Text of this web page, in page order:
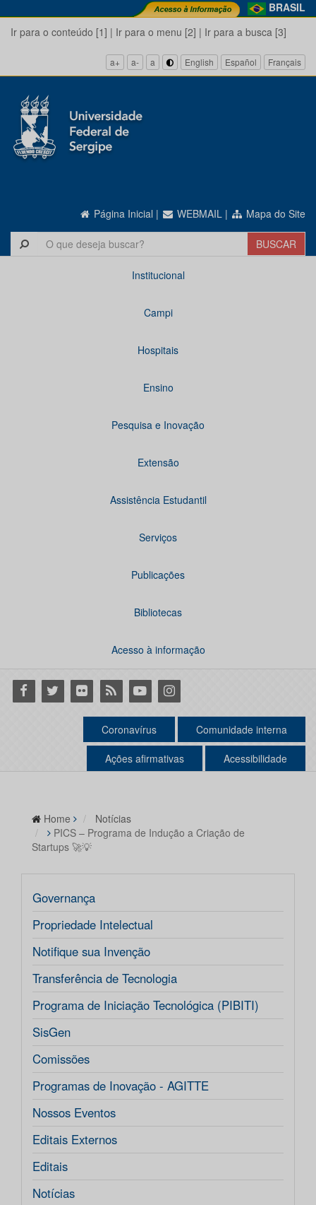
BRASIL
Ir para o conteúdo [1] | Ir para o menu [2] | Ir para a busca [3]
a+ a- a English Español Français
Página Inicial | WEBMAIL | Mapa do Site
Institucional
Campi
Hospitais
Ensino
Pesquisa e Inovação
Extensão
Assistência Estudantil
Serviços
Publicações
Bibliotecas
Acesso à informação
Facebook
Twitter Flickr RSS YoutubeInstagram
Coronavírus Comunidade interna
Ações afirmativas Acessibilidade
Home
Notícias
PICS – Programa de Indução a Criação de
Startups 🚀💡
Governança
Propriedade Intelectual
Notifique sua Invenção
Transferência de Tecnologia
Programa de Iniciação Tecnológica (PIBITI)
SisGen
Comissões
Programas de Inovação - AGITTE
Nossos Eventos
Editais Externos
Editais
Notícias